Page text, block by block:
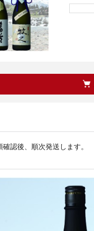
認後、順次発送します。